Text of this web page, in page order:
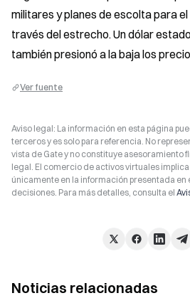
militares y planes de escolta para
través del estrecho. Un dólar
también presionó a la baja los
Ver fuente
Aviso legal: La información en esta página
terceros y es solo para referencia. No
vista de Gate y no constituye asesoramiento
legal. El comercio de activos virtuales
únicamente en la información presentada en
decisiones. Para más detalles, consulta el
Noticias relacionadas